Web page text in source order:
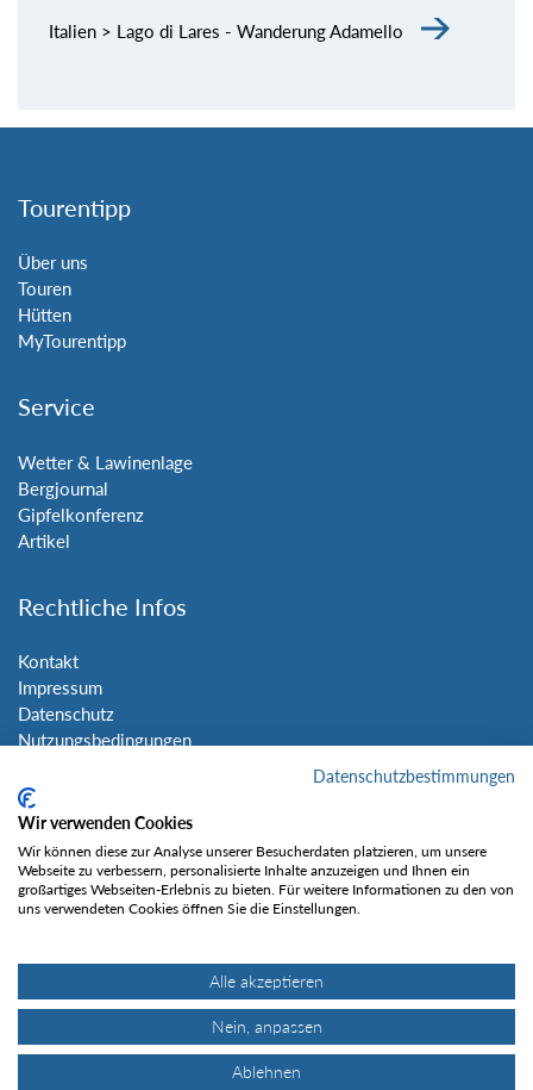
Italien > Lago di Lares - Wanderung Adamello
Tourentipp
Über uns
Touren
Hütten
MyTourentipp
Service
Wetter & Lawinenlage
Bergjournal
Gipfelkonferenz
Artikel
Rechtliche Infos
Kontakt
Impressum
Datenschutz
Nutzungsbedingungen
Social Media
Gefällt mir
Datenschutzbestimmungen
Wir verwenden Cookies
Wir können diese zur Analyse unserer Besucherdaten platzieren, um unsere
Webseite zu verbessern, personalisierte Inhalte anzuzeigen und Ihnen ein
großartiges Webseiten-Erlebnis zu bieten. Für weitere Informationen zu den von
uns verwendeten Cookies öffnen Sie die Einstellungen.
Alle akzeptieren
Nein, anpassen
Ablehnen